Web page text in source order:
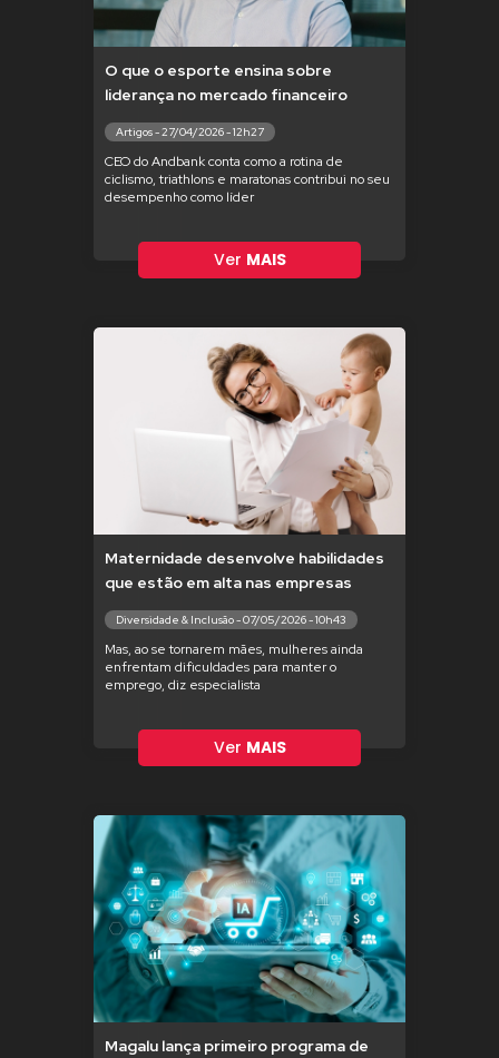
O que o esporte ensina sobre
liderança no mercado financeiro
Artigos - 27/04/2026 - 12h27
CEO do Andbank conta como a rotina de
ciclismo, triathlons e maratonas contribui no seu
desempenho como líder
Ver MAIS
Maternidade desenvolve habilidades
que estão em alta nas empresas
Diversidade & Inclusão - 07/05/2026 - 10h43
Mas, ao se tornarem mães, mulheres ainda
enfrentam dificuldades para manter o
emprego, diz especialista
Ver MAIS
Magalu lança primeiro programa de